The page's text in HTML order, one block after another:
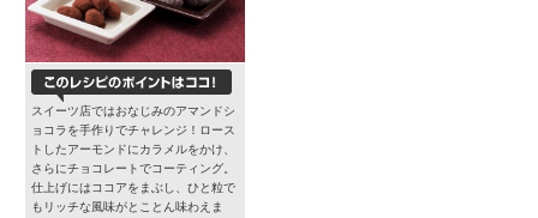
スイーツ店ではおなじみのアマンドシ
ョコラを手作りでチャレンジ！ロース
トしたアーモンドにカラメルをかけ、
さらにチョコレートでコーティング。
仕上げにはココアをまぶし、ひと粒で
もリッチな風味がとことん味わえま